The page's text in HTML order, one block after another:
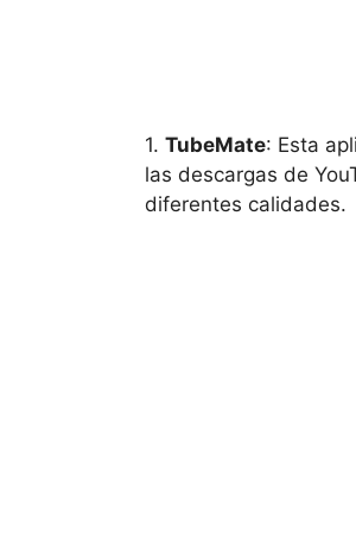
1. TubeMate: Esta
las descargas de
diferentes calidades.